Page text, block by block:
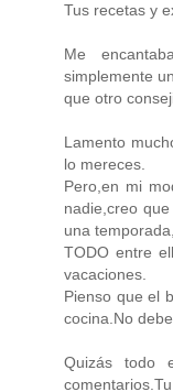
Tus recetas y
Me
simplemente
que otro
Lamento
lo mereces.
Pero,en mi
nadie,creo
una
TODO entre
vacaciones.
Pienso que el
cocina.No
Quizás todo